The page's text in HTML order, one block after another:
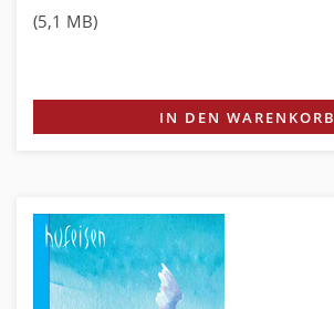
(5,1 MB)
IN DEN WARENKORB